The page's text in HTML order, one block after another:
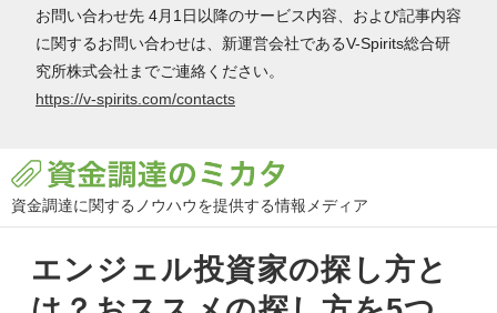
お問い合わせ先 4月1日以降のサービス内容、および記事内容
に関するお問い合わせは、新運営会社であるV-Spirits総合研
究所株式会社までご連絡ください。
https://v-spirits.com/contacts
資金調達に関するノウハウを提供する情報メディア
エンジェル投資家の探し方と